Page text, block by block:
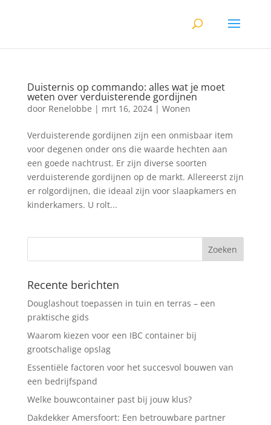
Duisternis op commando: alles wat je moet
weten over verduisterende gordijnen
door Renelobbe | mrt 16, 2024| Wonen
Verduisterende gordijnen zijn een onmisbaar item
voor degenen onder ons die waarde hechten aan
een goede nachtrust. Er zijn diverse soorten
verduisterende gordijnen op de markt. Allereerst zijn
er rolgordijnen, die ideaal zijn voor slaapkamers en
kinderkamers. U rolt...
Recente berichten
Douglashout toepassen in tuin en terras – een
praktische gids
Waarom kiezen voor een IBC container bij
grootschalige opslag
Essentiële factoren voor het succesvol bouwen van
een bedrijfspand
Welke bouwcontainer past bij jouw klus?
Dakdekker Amersfoort: Een betrouwbare partner